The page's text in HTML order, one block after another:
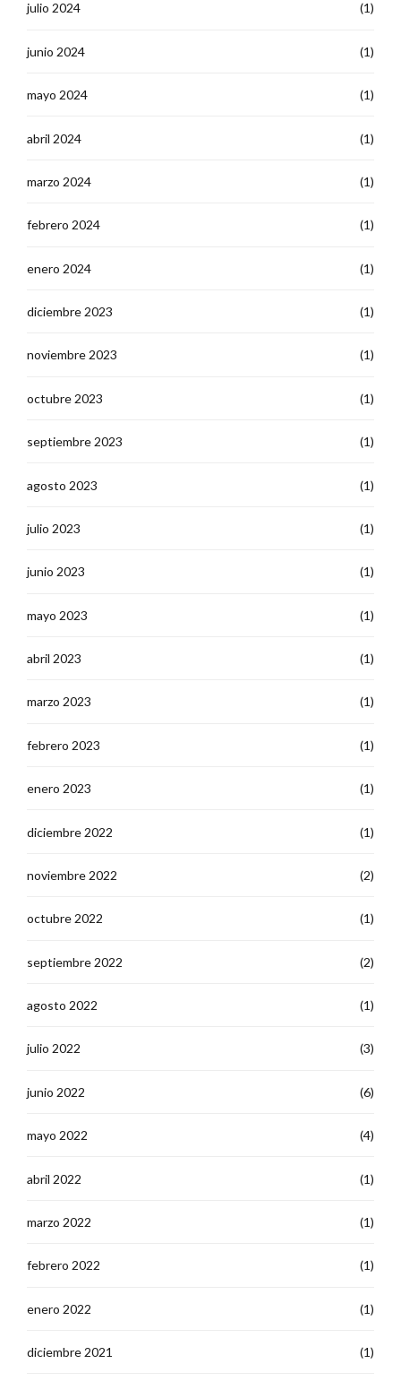
julio 2024 (1)
junio 2024 (1)
mayo 2024 (1)
abril 2024 (1)
marzo 2024 (1)
febrero 2024 (1)
enero 2024 (1)
diciembre 2023 (1)
noviembre 2023 (1)
octubre 2023 (1)
septiembre 2023 (1)
agosto 2023 (1)
julio 2023 (1)
junio 2023 (1)
mayo 2023 (1)
abril 2023 (1)
marzo 2023 (1)
febrero 2023 (1)
enero 2023 (1)
diciembre 2022 (1)
noviembre 2022 (2)
octubre 2022 (1)
septiembre 2022 (2)
agosto 2022 (1)
julio 2022 (3)
junio 2022 (6)
mayo 2022 (4)
abril 2022 (1)
marzo 2022 (1)
febrero 2022 (1)
enero 2022 (1)
diciembre 2021 (1)